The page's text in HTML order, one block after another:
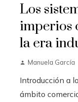
Los
imperios
la era
Manuela García
Introducción a
ámbito